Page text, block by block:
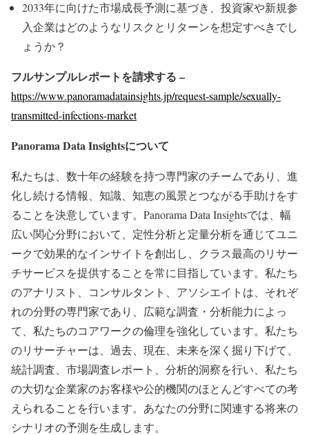
2033年に向けた市場成長予測に基づき、投資家や新規参
入企業はどのようなリスクとリターンを想定すべきでし
ょうか？
フルサンプルレポートを請求する –
https://www.panoramadatainsights.jp/request-sample/sexually-
transmitted-infections-market
Panorama Data Insightsについて
私たちは、数十年の経験を持つ専門家のチームであり、進
化し続ける情報、知識、知恵の風景とつながる手助けをす
ることを決意しています。Panorama Data Insightsでは、幅
広い関心分野において、定性分析と定量分析を通じてユニ
ークで効果的なインサイトを創出し、クラス最高のリサー
チサービスを提供することを常に目指しています。私たち
のアナリスト、コンサルタント、アソシエイトは、それぞ
れの分野の専門家であり、広範な調査・分析能力によっ
て、私たちのコアワークの倫理を強化しています。私たち
のリサーチャーは、過去、現在、未来を深く掘り下げて、
統計調査、市場調査レポート、分析的洞察を行い、私たち
の大切な企業家のお客様や公的機関のほとんどすべての考
えられることを行います。あなたの分野に関連する将来の
シナリオの予測を生成します。